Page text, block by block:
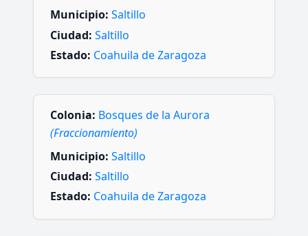
Municipio: Saltillo
Ciudad: Saltillo
Estado: Coahuila de Zaragoza
Colonia: Bosques de la Aurora
(Fraccionamiento)
Municipio: Saltillo
Ciudad: Saltillo
Estado: Coahuila de Zaragoza